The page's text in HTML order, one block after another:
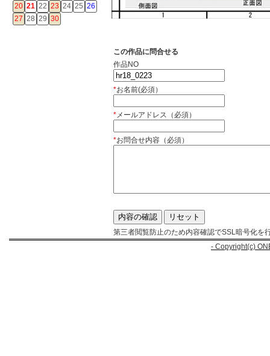
20 21 22 23 24 25 26
27 28 29 30
この作品に問合せる
作品NO
*お名前(必須）
*メールアドレス（必須）
*お問合せ内容（必須）
第三者閲覧防止のため内容確認でSSL暗号化を
- Copyright(c)